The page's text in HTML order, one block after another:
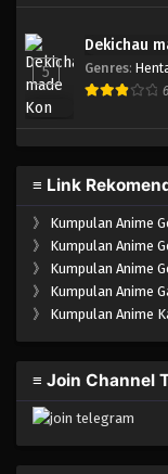
5
Dekichau
Genres:
≡ Link
》 Kumpulan Anime
》 Kumpulan Anime
》 Kumpulan Anime
》 Kumpulan Anime
》 Kumpulan Anime
≡ Join Channel